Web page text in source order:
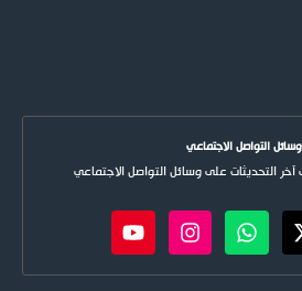
التواصل الاجتماعي
التحديثات على وسائل التواصل الاجتماعي